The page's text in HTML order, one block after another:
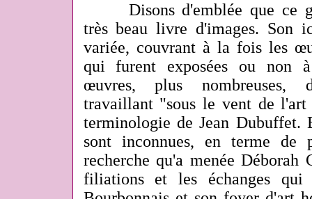
Disons d'emblée que ce
très beau livre d'images. Son
variée, couvrant à la fois les
qui furent exposées ou non
œuvres, plus nombreuses,
travaillant "sous le vent de
terminologie de Jean Dubuffet.
sont inconnues, en terme de
recherche qu'a menée Déborah
filiations et les échanges